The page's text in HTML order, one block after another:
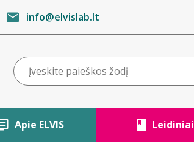
info@elvislab.lt
Apie ELVIS Leidiniai